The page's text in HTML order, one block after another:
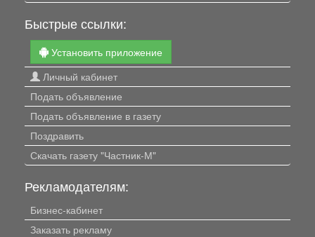
Быстрые ссылки:
Установить приложение
Личный кабинет
Подать объявление
Подать объявление в газету
Поздравить
Скачать газету "Частник-М"
Рекламодателям:
Бизнес-кабинет
Заказать рекламу